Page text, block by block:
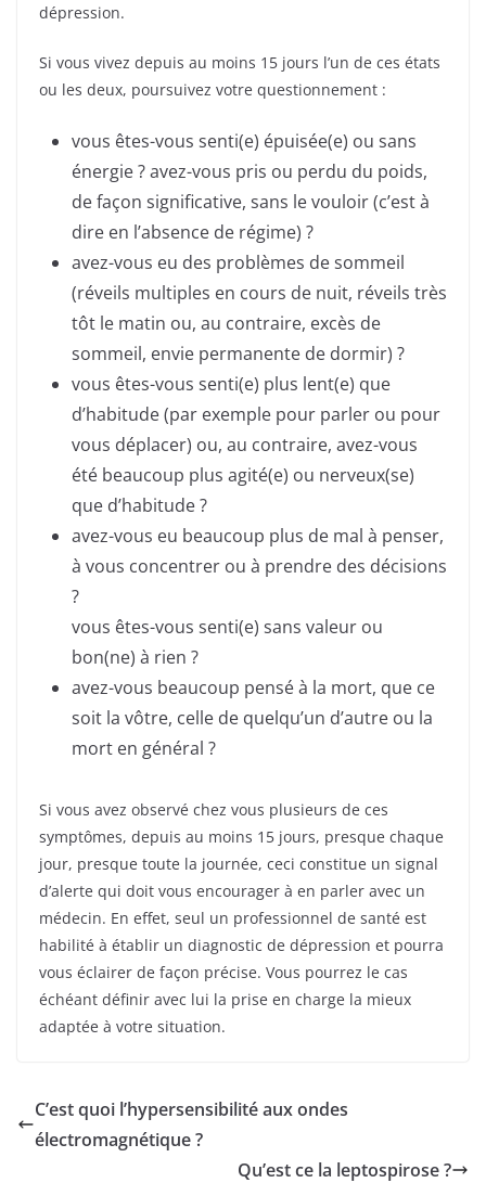
dépression.
Si vous vivez depuis au moins 15 jours l’un de ces états
ou les deux, poursuivez votre questionnement :
vous êtes-vous senti(e) épuisée(e) ou sans
énergie ? avez-vous pris ou perdu du poids,
de façon significative, sans le vouloir (c’est à
dire en l’absence de régime) ?
avez-vous eu des problèmes de sommeil
(réveils multiples en cours de nuit, réveils très
tôt le matin ou, au contraire, excès de
sommeil, envie permanente de dormir) ?
vous êtes-vous senti(e) plus lent(e) que
d’habitude (par exemple pour parler ou pour
vous déplacer) ou, au contraire, avez-vous
été beaucoup plus agité(e) ou nerveux(se)
que d’habitude ?
avez-vous eu beaucoup plus de mal à penser,
à vous concentrer ou à prendre des décisions
?
vous êtes-vous senti(e) sans valeur ou
bon(ne) à rien ?
avez-vous beaucoup pensé à la mort, que ce
soit la vôtre, celle de quelqu’un d’autre ou la
mort en général ?
Si vous avez observé chez vous plusieurs de ces
symptômes, depuis au moins 15 jours, presque chaque
jour, presque toute la journée, ceci constitue un signal
d’alerte qui doit vous encourager à en parler avec un
médecin. En effet, seul un professionnel de santé est
habilité à établir un diagnostic de dépression et pourra
vous éclairer de façon précise. Vous pourrez le cas
échéant définir avec lui la prise en charge la mieux
adaptée à votre situation.
C’est quoi l’hypersensibilité aux ondes
électromagnétique ?
Qu’est ce la leptospirose ?